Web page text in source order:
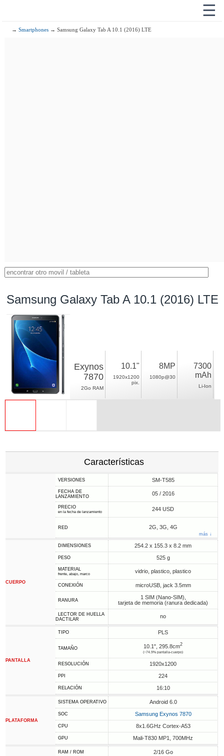
☰
→Smartphones → Samsung Galaxy Tab A 10.1 (2016) LTE
Samsung Galaxy Tab A 10.1 (2016) LTE
Exynos
7870
2Go RAM
10.1"
1920x1200
pix.
8MP
1080p@30
7300
mAh
Li-Ion
Características
VERSIONES SM-T585
FECHA DE
LANZAMIENTO
05 / 2016
PRECIO
en la fecha de lanzamiento 244 USD
RED 2G, 3G, 4G
más ↓
CUERPO
DIMENSIONES 254.2 x 155.3 x 8.2 mm
PESO 525 g
MATERIAL
frente, abajo, marco vidrio, plastico, plastico
CONEXIÓN microUSB, jack 3.5mm
RANURA
1 SIM (Nano-SIM),
tarjeta de memoria (ranura dedicada)
LECTOR DE HUELLA
DACTILAR
no
PANTALLA
TIPO PLS
TAMAÑO 10.1", 295.8cm2
(~74.9% pantalla-cuerpo)
RESOLUCIÓN 1920x1200
PPI 224
RELACIÓN 16:10
PLATAFORMA
SISTEMA OPERATIVO Android 6.0
SOC Samsung Exynos 7870
CPU 8x1.6GHz Cortex-A53
GPU Mali-T830 MP1, 700MHz
RAM / ROM 2/16 Go